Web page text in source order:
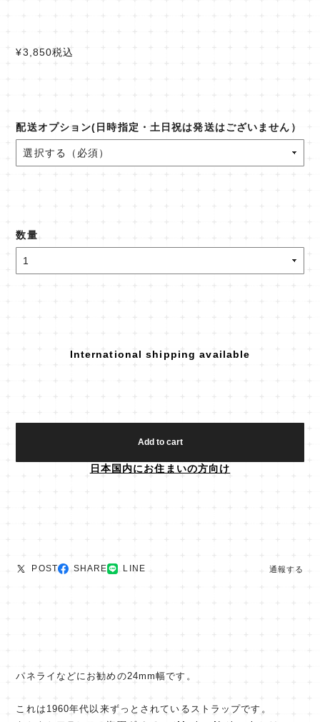
¥3,850税込
配送オプション(日時指定・土日祝は発送はございません）
数量
International shipping available
Add to cart
日本国内にお住まいの方向け
POST SHARE LINE 通報する
パネライなどにお勧めの24mm幅です。
これは1960年代以来ずっとされているストラップです。